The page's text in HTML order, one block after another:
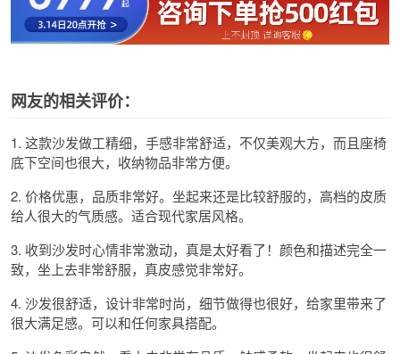
网友的相关评价：
1. 这款沙发做工精细，手感非常舒适，不仅美观大方，而且座椅
底下空间也很大，收纳物品非常方便。
2. 价格优惠，品质非常好。坐起来还是比较舒服的，高档的皮质
给人很大的气质感。适合现代家居风格。
3. 收到沙发时心情非常激动，真是太好看了！颜色和描述完全一
致，坐上去非常舒服，真皮感觉非常好。
4. 沙发很舒适，设计非常时尚，细节做得也很好，给家里带来了
很大满足感。可以和任何家具搭配。